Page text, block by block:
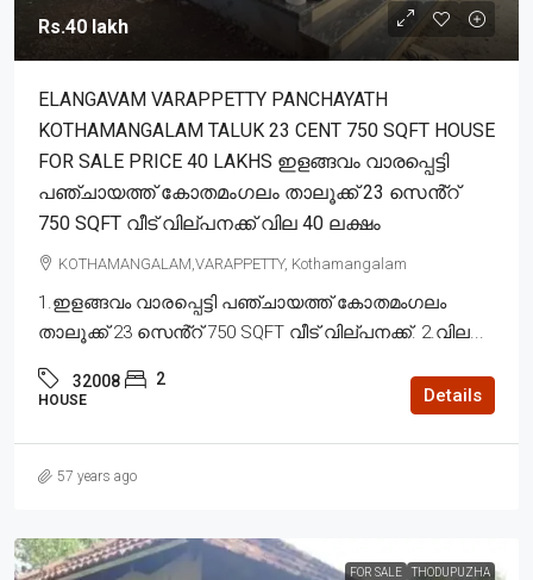
Rs.40 lakh
ELANGAVAM VARAPPETTY PANCHAYATH
KOTHAMANGALAM TALUK 23 CENT 750 SQFT HOUSE
FOR SALE PRICE 40 LAKHS ഇളങ്ങവം വാരപ്പെട്ടി
പഞ്ചായത്ത് കോതമംഗലം താലൂക്ക് 23 സെൻ്റ്
750 SQFT വീട് വില്പനക്ക് വില 40 ലക്ഷം
KOTHAMANGALAM,VARAPPETTY, Kothamangalam
1.ഇളങ്ങവം വാരപ്പെട്ടി പഞ്ചായത്ത് കോതമംഗലം
താലൂക്ക് 23 സെൻ്റ് 750 SQFT വീട് വില്പനക്ക്. 2.വില...
32008 2
HOUSE Details
57 years ago
FOR SALE THODUPUZHA